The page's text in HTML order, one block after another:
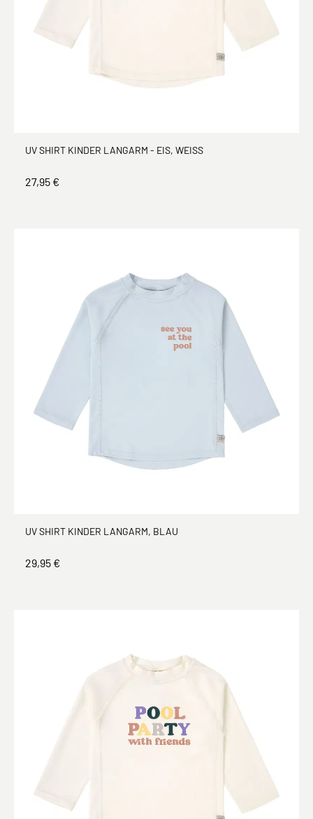
UV SHIRT KINDER LANGARM - EIS, WEISS
27,95 €
UV SHIRT KINDER LANGARM, BLAU
29,95 €